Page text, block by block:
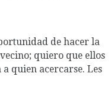
de hacer la
quiero que ellos
quien acercarse. Les